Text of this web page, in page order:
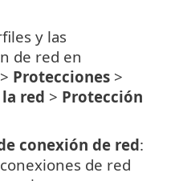
y las
de red en
> Protecciones >
red > Protección
conexión de red:
de red